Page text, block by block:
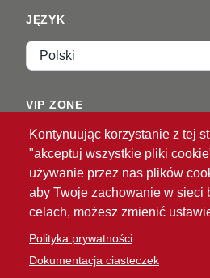
Kontynuując korzystanie z tej
"akceptuj wszystkie pliki
używanie przez nas plików
aby Twoje zachowanie w sieci
celach, możesz zmienić
Polityka prywatności
Dokumentacja ciasteczek
JĘZYK
Język
VIP ZONE
© 2026 ATG®Intelligent Glove